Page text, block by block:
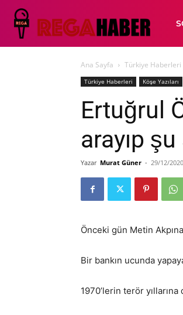
Ana Sayfa Türkiye Haberleri
Türkiye Haberleri Köşe Yazıları
Ertuğrul
arayıp
Yazar Murat Güner - 29/12/2020
Önceki gün Metin
Bir bankın ucunda
1970’lerin terör